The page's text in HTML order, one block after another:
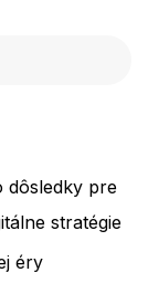
dôsledky pre
stratégie
éry